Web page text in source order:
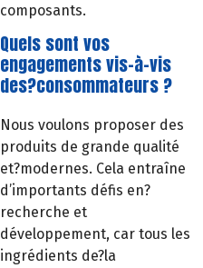
composants.
Quels sont vos
engagements vis-à-vis
des?consommateurs ?
Nous voulons proposer des
produits de grande qualité
et?modernes. Cela entraîne
d’importants défis en?
recherche et
développement, car tous les
ingrédients de?la